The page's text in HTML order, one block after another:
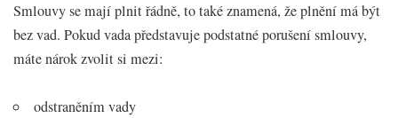
Smlouvy se mají plnit řádně, to také znamená, že plnění má být
bez vad. Pokud vada představuje podstatné porušení smlouvy,
máte nárok zvolit si mezi:
odstraněním vady